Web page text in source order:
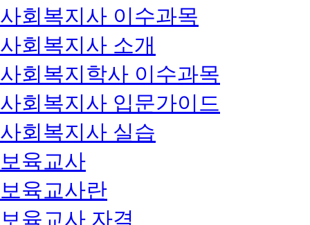
사회복지사 이수과목
사회복지사 소개
사회복지학사 이수과목
사회복지사 입문가이드
사회복지사 실습
보육교사
보육교사란
보육교사 자격